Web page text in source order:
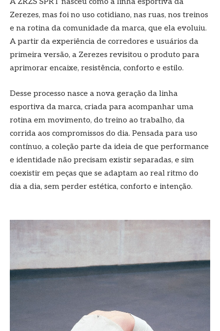
A ZRZS SPRT nasceu como a linha esportiva da
Zerezes, mas foi no uso cotidiano, nas ruas, nos treinos
e na rotina da comunidade da marca, que ela evoluiu.
A partir da experiência de corredores e usuários da
primeira versão, a Zerezes revisitou o produto para
aprimorar encaixe, resistência, conforto e estilo.
Desse processo nasce a nova geração da linha
esportiva da marca, criada para acompanhar uma
rotina em movimento, do treino ao trabalho, da
corrida aos compromissos do dia. Pensada para uso
contínuo, a coleção parte da ideia de que performance
e identidade não precisam existir separadas, e sim
coexistir em peças que se adaptam ao real ritmo do
dia a dia, sem perder estética, conforto e intenção.